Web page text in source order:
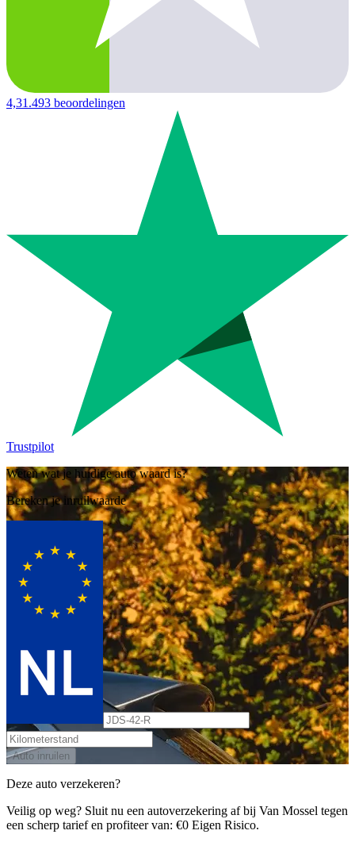
4,31.493 beoordelingen
Trustpilot
Weten wat je huidige auto waard is?
Bereken je inruilwaarde
Auto inruilen
Deze auto verzekeren?
Veilig op weg? Sluit nu een autoverzekering af bij Van Mossel tegen
een scherp tarief en profiteer van: €0 Eigen Risico.